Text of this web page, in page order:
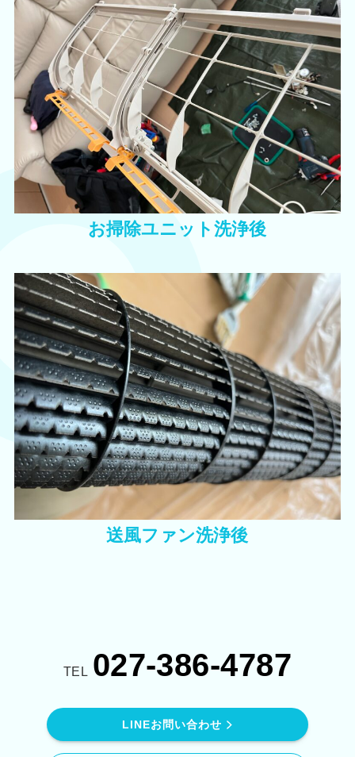
お掃除ユニット洗浄後
送風ファン洗浄後
TEL 027-386-4787
LINEお問い合わせ